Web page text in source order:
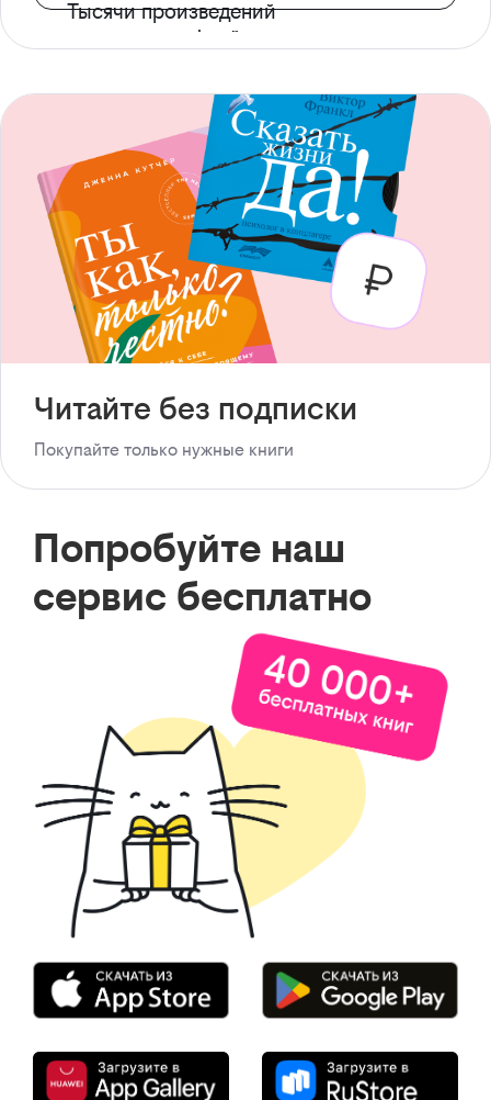
Тысячи произведений
с доступом офлайн
Читайте без подписки
Покупайте только нужные книги
Попробуйте наш
сервис бесплатно